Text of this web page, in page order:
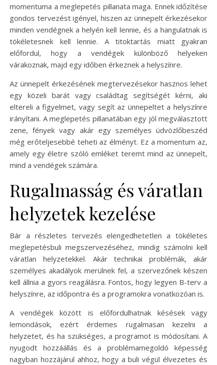
momentuma a meglepetés pillanata maga. Ennek időzítése
gondos tervezést igényel, hiszen az ünnepelt érkezésekor
minden vendégnek a helyén kell lennie, és a hangulatnak is
tökéletesnek kell lennie. A titoktartás miatt gyakran
előfordul, hogy a vendégek különböző helyeken
várakoznak, majd egy időben érkeznek a helyszínre.
Az ünnepelt érkezésének megtervezésekor hasznos lehet
egy közeli barát vagy családtag segítségét kérni, aki
eltereli a figyelmet, vagy segít az ünnepeltet a helyszínre
irányítani. A meglepetés pillanatában egy jól megválasztott
zene, fények vagy akár egy személyes üdvözlőbeszéd
még erőteljesebbé teheti az élményt. Ez a momentum az,
amely egy életre szóló emléket teremt mind az ünnepelt,
mind a vendégek számára.
Rugalmasság és váratlan
helyzetek kezelése
Bár a részletes tervezés elengedhetetlen a tökéletes
meglepetésbuli megszervezéséhez, mindig számolni kell
váratlan helyzetekkel. Akár technikai problémák, akár
személyes akadályok merülnek fel, a szervezőnek készen
kell állnia a gyors reagálásra. Fontos, hogy legyen B-terv a
helyszínre, az időpontra és a programokra vonatkozóan is.
A vendégek között is előfordulhatnak késések vagy
lemondások, ezért érdemes rugalmasan kezelni a
helyzetet, és ha szükséges, a programot is módosítani. A
nyugodt hozzáállás és a problémamegoldó képesség
nagyban hozzájárul ahhoz, hogy a buli végül élvezetes és